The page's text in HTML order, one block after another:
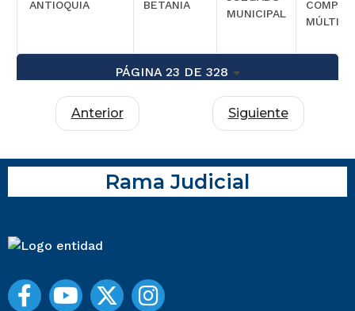
ANTIOQUIA BETANIA
MUNICIPAL
PÁGINA 23 DE 328
Anterior Siguiente
Rama Judicial